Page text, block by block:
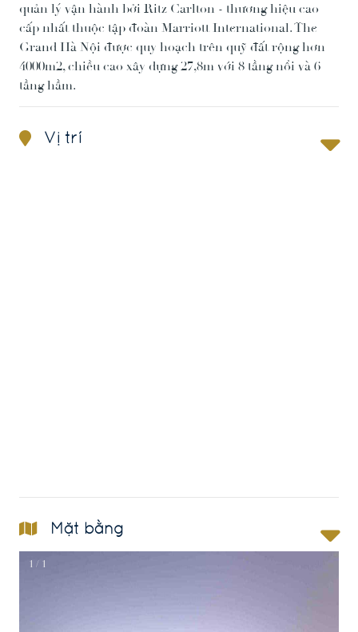
quản lý vận hành bởi Ritz Carlton - thương hiệu cao
cấp nhất thuộc tập đoàn Marriott International. The
Grand Hà Nội được quy hoạch trên quỹ đất rộng hơn
4000m2, chiều cao xây dựng 27,8m với 8 tầng nổi và 6
tầng hầm.
Vị trí
Mặt bằng
1 / 1